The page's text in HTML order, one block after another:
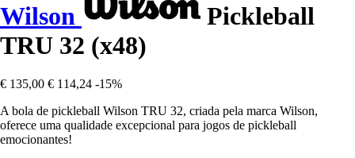
Wilson
Pickleball
TRU 32 (x48)
€ 135,00 € 114,24 -15%
A bola de pickleball Wilson TRU 32, criada pela marca Wilson,
oferece uma qualidade excepcional para jogos de pickleball
emocionantes!